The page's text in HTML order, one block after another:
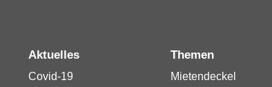
Aktuelles
Covid-19
Themen
Mietendeckel